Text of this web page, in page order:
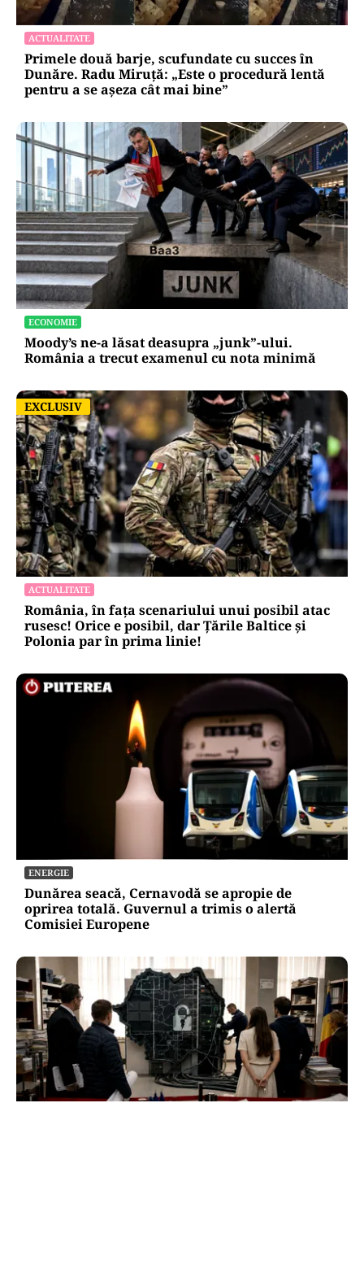
ACTUALITATE
Primele două barje, scufundate cu succes în
Dunăre. Radu Miruță: „Este o procedură lentă
pentru a se așeza cât mai bine”
ECONOMIE
Moody’s ne-a lăsat deasupra „junk”-ului.
România a trecut examenul cu nota minimă
EXCLUSIV
EXCLUSIV
ACTUALITATE
România, în fața scenariului unui posibil atac
rusesc! Orice e posibil, dar Țările Baltice și
Polonia par în prima linie!
ENERGIE
Dunărea seacă, Cernavodă se apropie de
oprirea totală. Guvernul a trimis o alertă
Comisiei Europene